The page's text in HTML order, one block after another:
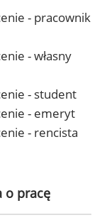
- pracownik
- własny
- student
- emeryt
- rencista
o pracę